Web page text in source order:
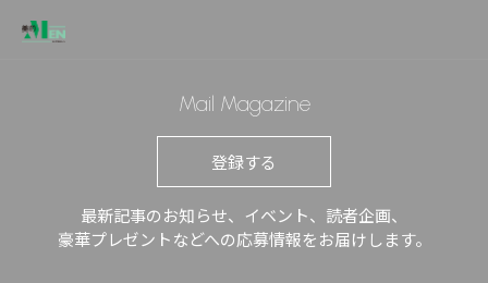
Mail Magazine
登録する
最新記事のお知らせ、イベント、読者企画、
豪華プレゼントなどへの応募情報をお届けします。